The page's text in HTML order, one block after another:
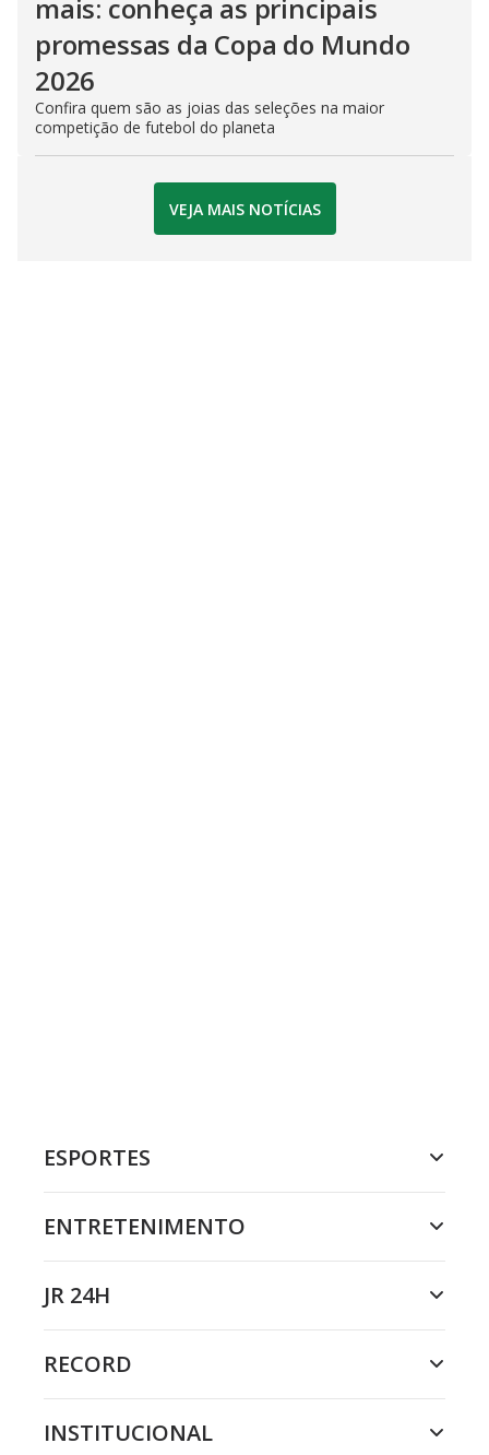
mais: conheça as principais
promessas da Copa do Mundo
2026
Confira quem são as joias das seleções na maior
competição de futebol do planeta
VEJA MAIS NOTÍCIAS
ESPORTES
ENTRETENIMENTO
JR 24H
RECORD
INSTITUCIONAL